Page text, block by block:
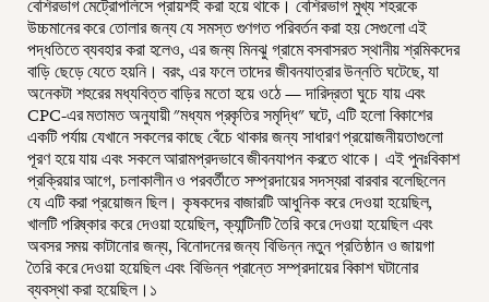
বেশিরভাগ মেট্রোপলিসে প্রায়শই করা হয়ে থাকে। বেশিরভাগ মুখ্য শহরকে
উচ্চমানের করে তোলার জন্য যে সমস্ত গুণগত পরিবর্তন করা হয় সেগুলো এই
পদ্ধতিতে ব্যবহার করা হলেও, এর জন্য মিনঝু গ্রামে বসবাসরত স্থানীয় শ্রমিকদের
বাড়ি ছেড়ে যেতে হয়নি। বরং, এর ফলে তাদের জীবনযাত্রার উন্নতি ঘটেছে, যা
অনেকটা শহরের মধ্যবিত্ত বাড়ির মতো হয়ে ওঠে — দারিদ্রতা ঘুচে যায় এবং
CPC-এর মতামত অনুযায়ী "মধ্যম প্রকৃতির সমৃদ্ধি" ঘটে, এটি হলো বিকাশের
একটি পর্যায় যেখানে সকলের কাছে বেঁচে থাকার জন্য সাধারণ প্রয়োজনীয়তাগুলো
পূরণ হয়ে যায় এবং সকলে আরামপ্রদভাবে জীবনযাপন করতে থাকে। এই পুনঃবিকাশ
প্রক্রিয়ার আগে, চলাকালীন ও পরবর্তীতে সম্প্রদায়ের সদস্যরা বারবার বলেছিলেন
যে এটি করা প্রয়োজন ছিল। কৃষকদের বাজারটি আধুনিক করে দেওয়া হয়েছিল,
খালটি পরিষ্কার করে দেওয়া হয়েছিল, ক্যান্টিনটি তৈরি করে দেওয়া হয়েছিল এবং
অবসর সময় কাটানোর জন্য, বিনোদনের জন্য বিভিন্ন নতুন প্রতিষ্ঠান ও জায়গা
তৈরি করে দেওয়া হয়েছিল এবং বিভিন্ন প্রান্তে সম্প্রদায়ের বিকাশ ঘটানোর
ব্যবস্থা করা হয়েছিল।১